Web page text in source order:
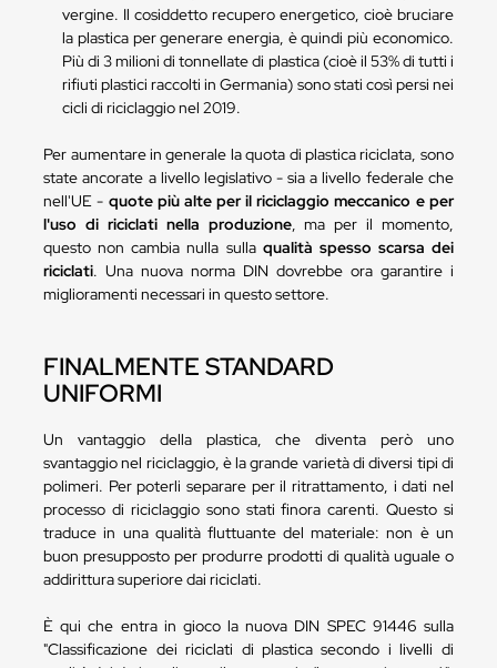
vergine. Il cosiddetto recupero energetico, cioè bruciare
la plastica per generare energia, è quindi più economico.
Più di 3 milioni di tonnellate di plastica (cioè il 53% di tutti i
rifiuti plastici raccolti in Germania) sono stati così persi nei
cicli di riciclaggio nel 2019.
Per aumentare in generale la quota di plastica riciclata, sono
state ancorate a livello legislativo - sia a livello federale che
nell'UE - quote più alte per il riciclaggio meccanico e per
l'uso di riciclati nella produzione, ma per il momento,
questo non cambia nulla sulla qualità spesso scarsa dei
riciclati. Una nuova norma DIN dovrebbe ora garantire i
miglioramenti necessari in questo settore.
FINALMENTE STANDARD
UNIFORMI
Un vantaggio della plastica, che diventa però uno
svantaggio nel riciclaggio, è la grande varietà di diversi tipi di
polimeri. Per poterli separare per il ritrattamento, i dati nel
processo di riciclaggio sono stati finora carenti. Questo si
traduce in una qualità fluttuante del materiale: non è un
buon presupposto per produrre prodotti di qualità uguale o
addirittura superiore dai riciclati.
È qui che entra in gioco la nuova DIN SPEC 91446 sulla
"Classificazione dei riciclati di plastica secondo i livelli di